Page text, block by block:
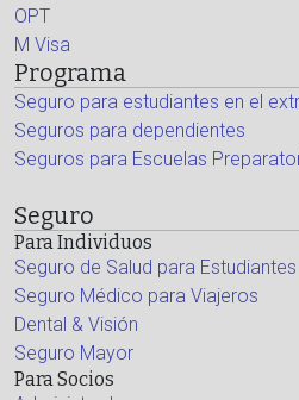
OPT
M Visa
Programa
Seguro para estudiantes en el
Seguros para dependientes
Seguros para Escuelas
Seguro
Para Individuos
Seguro de Salud para Estudiantes
Seguro Médico para Viajeros
Dental & Visión
Seguro Mayor
Para Socios